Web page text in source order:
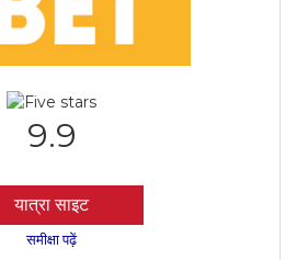
9.9
यात्रा साइट
समीक्षा पढ़ें